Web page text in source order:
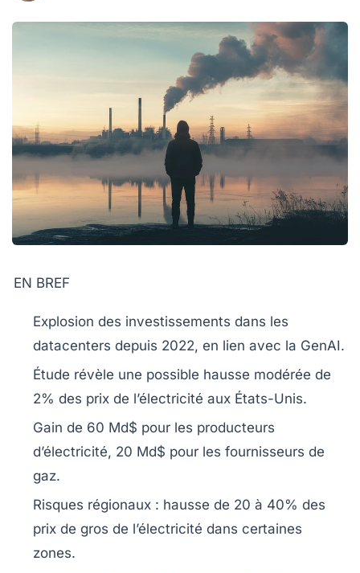
EN BREF
Explosion des investissements dans les
datacenters depuis 2022, en lien avec la GenAI.
Étude révèle une possible hausse modérée de
2% des prix de l’électricité aux États-Unis.
Gain de 60 Md$ pour les producteurs
d’électricité, 20 Md$ pour les fournisseurs de
gaz.
Risques régionaux : hausse de 20 à 40% des
prix de gros de l’électricité dans certaines
zones.